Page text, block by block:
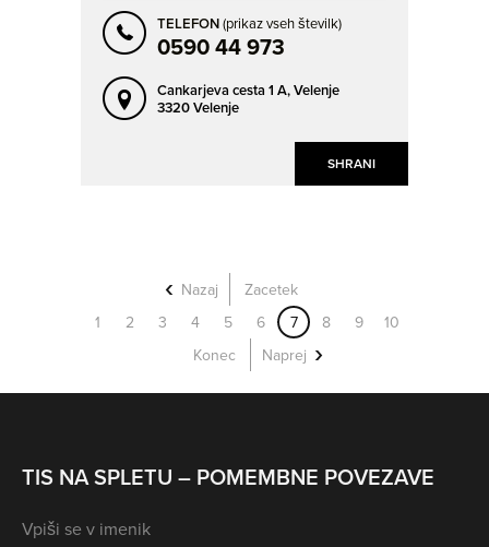
SHRANI
TELEFON(prikaz vseh številk)
0590 44 973
Cankarjeva cesta 1 A,Velenje
3320 Velenje
Nazaj
Zacetek
1
2 3 4 5 6 7 8 9
10
Konec
Naprej
TIS NA SPLETU – POMEMBNE POVEZAVE
Vpiši se v imenik